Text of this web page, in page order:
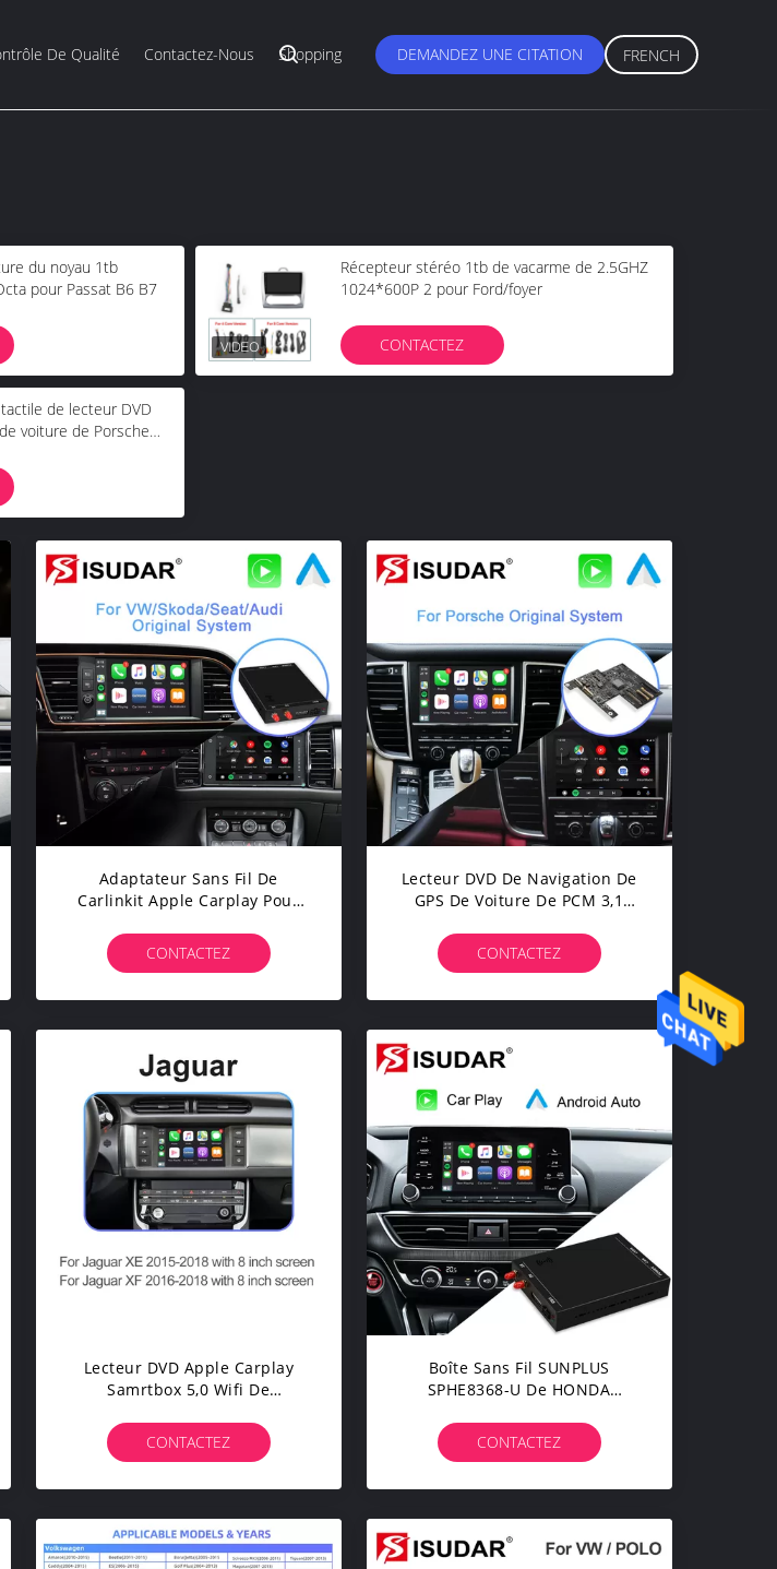
De Qualité Contactez-Nous Shopping DEMANDEZ UNE CITATION FRENCH
du noyau 1tb
pour Passat B6 B7
Récepteur stéréo 1tb de vacarme de 2.5GHZ
1024*600P 2 pour Ford/foyer
CONTACTEZ
de lecteur DVD
voiture de Porsche
Adaptateur Sans Fil De
Carlinkit Apple Carplay Pour
CONTACTEZ
Lecteur DVD De Navigation De
GPS De Voiture De PCM 3,1
Panamera
CONTACTEZ
Lecteur DVD Apple Carplay
Samrtbox 5,0 Wifi De
D'ISUDAR
CONTACTEZ
Boîte Sans Fil SUNPLUS
SPHE8368-U De HONDA
Carplay
CONTACTEZ